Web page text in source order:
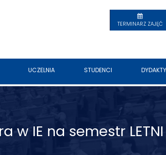
TERMINARZ ZAJĘĆ
UCZELNIA STUDENCI
w IE na semestr